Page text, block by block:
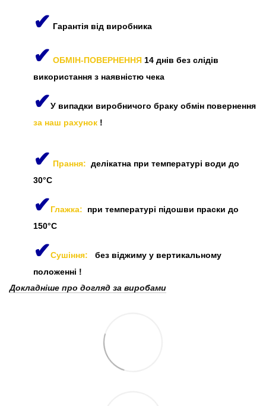
✔ Гарантія від виробника
✔ ОБМІН-ПОВЕРНЕННЯ 14 днів без слідів
використання з наявністю чека
✔У випадки виробничого браку обмін повернення
за наш рахунок !
✔ Прання: делікатна при температурі води до
30°C
✔Глажка: при температурі підошви праски до
150°C
✔Сушіння:
без віджиму у вертикальному
положенні !
Докладніше про догляд за виробами